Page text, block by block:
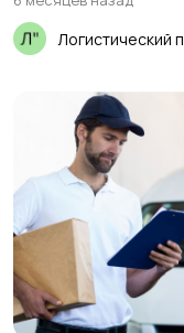
персоналом
Юриспруденция